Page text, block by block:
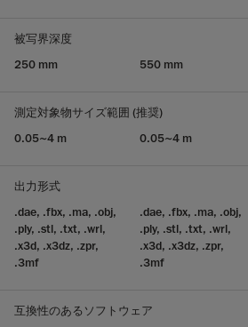
被写界深度
250 mm
550 mm
測定対象物サイズ範囲 (推奨)
0.05~4 m
0.05~4 m
出力形式
.dae, .fbx, .ma, .obj,
.ply, .stl, .txt, .wrl,
.x3d, .x3dz, .zpr,
.3mf
.dae, .fbx, .ma, .obj,
.ply, .stl, .txt, .wrl,
.x3d, .x3dz, .zpr,
.3mf
互換性のあるソフトウェア